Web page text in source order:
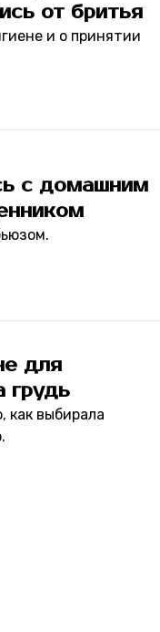
от бритья
и о принятии
с домашним
для
грудь
как выбирала